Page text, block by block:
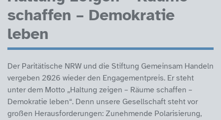
schaffen – Demokratie
leben
Der Paritätische NRW und die Stiftung Gemeinsam Handeln
vergeben 2026 wieder den Engagementpreis. Er steht
unter dem Motto „Haltung zeigen – Räume schaffen –
Demokratie leben“. Denn unsere Gesellschaft steht vor
großen Herausforderungen: Zunehmende Polarisierung,